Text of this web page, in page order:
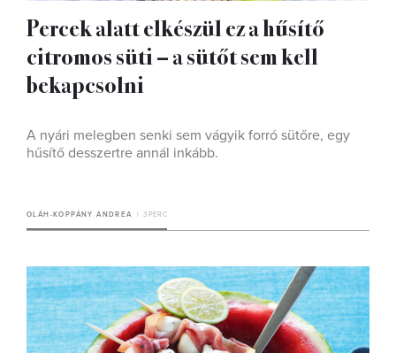
Percek alatt elkészül ez a hűsítő
citromos süti – a sütőt sem kell
bekapcsolni
A nyári melegben senki sem vágyik forró sütőre, egy
hűsítő desszertre annál inkább.
OLÁH-KOPPÁNY ANDREA 3 PERC